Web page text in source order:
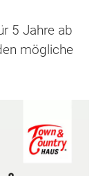
5 Jahre ab
mögliche